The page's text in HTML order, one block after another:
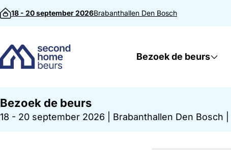
Direct naar inhoud
18 - 20 september 2026Brabanthallen Den Bosch
Bezoek de beurs
Bezoek de beurs
18 - 20 september 2026 Brabanthallen Den Bosch